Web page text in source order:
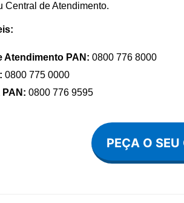
Central de Atendimento.
Atendimento PAN: 0800 776 8000
0800 775 0000
0800 776 9595
PEÇA O SEU